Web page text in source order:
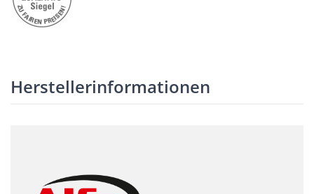
Herstellerinformationen